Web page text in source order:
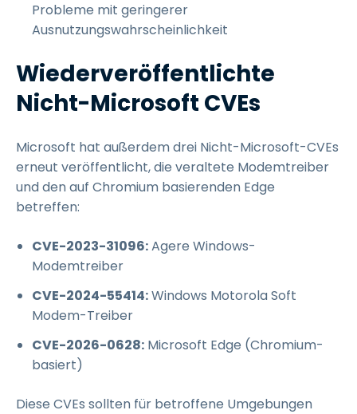
Probleme mit geringerer
Ausnutzungswahrscheinlichkeit
Wiederveröffentlichte
Nicht-Microsoft CVEs
Microsoft hat außerdem drei Nicht-Microsoft-CVEs
erneut veröffentlicht, die veraltete Modemtreiber
und den auf Chromium basierenden Edge
betreffen:
CVE-2023-31096:Agere Windows-
Modemtreiber
CVE-2024-55414:Windows Motorola Soft
Modem-Treiber
CVE-2026-0628: Microsoft Edge (Chromium-
basiert)
Diese CVEs sollten für betroffene Umgebungen